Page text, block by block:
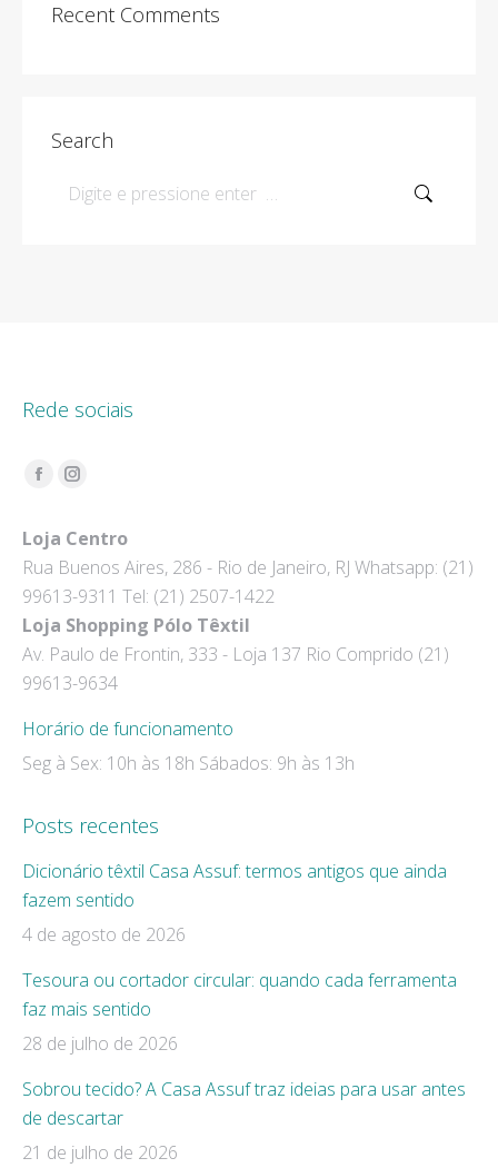
Recent Comments
Search
Search:
Rede sociais
Encontre-nos em:
Facebook
opens
in
new
window
Instagram
opens
in
new
window
Loja Centro
Rua Buenos Aires, 286 - Rio de Janeiro, RJ Whatsapp: (21)
99613-9311 Tel: (21) 2507-1422
Loja Shopping Pólo Têxtil
Av. Paulo de Frontin, 333 - Loja 137 Rio Comprido (21)
99613-9634
Horário de funcionamento
Seg à Sex: 10h às 18h Sábados: 9h às 13h
Posts recentes
Dicionário têxtil Casa Assuf: termos antigos que ainda
fazem sentido
4 de agosto de 2026
Tesoura ou cortador circular: quando cada ferramenta
faz mais sentido
28 de julho de 2026
Sobrou tecido? A Casa Assuf traz ideias para usar antes
de descartar
21 de julho de 2026